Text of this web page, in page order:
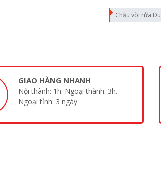
Chậu vòi rửa
GIAO HÀNG NHANH
Nội thành: 1h. Ngoại thành: 3h.
Ngoại tỉnh: 3 ngày